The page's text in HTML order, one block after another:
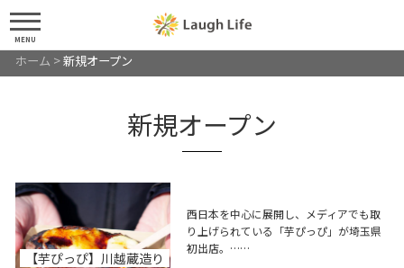
MENU
ホーム >新規オープン
新規オープン
【芋ぴっぴ】川越蔵造り
西日本を中心に展開し、メディアでも取
り上げられている「芋ぴっぴ」が埼玉県
初出店。……